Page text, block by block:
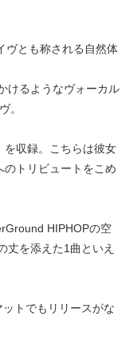
ヴとも称される自然体
けるようなヴォーカル
。
を収録。こちらは彼女
トリビュートをこめ
HIPHOPの空
丈を添えた1曲といえ
トでもリリースがな